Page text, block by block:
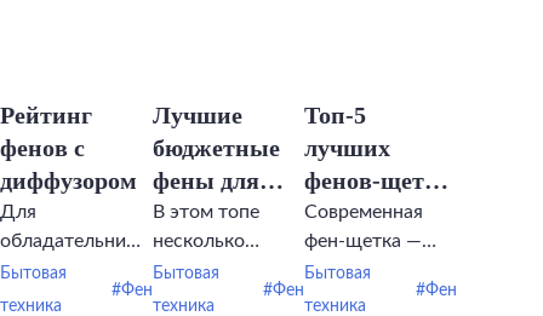
Рейтинг
фенов с
диффузором
Для
обладательниц
волнистых
волос вопрос,
Бытовая
техника
#Фен
Лучшие
бюджетные
фены для
волос
В этом топе
несколько
моделей фенов с
бюджетной
Бытовая
техника
#Фен
Топ-5
лучших
фенов-щеток
для волос
Современная
фен-щетка —
полезный
бытовой
Бытовая
техника
#Фен